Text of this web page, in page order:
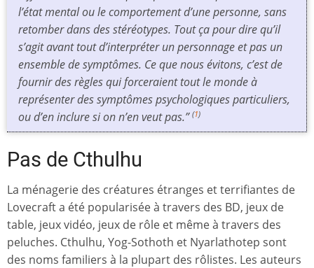
l’état mental ou le comportement d’une personne, sans
retomber dans des stéréotypes. Tout ça pour dire qu’il
s’agit avant tout d’interpréter un personnage et pas un
ensemble de symptômes. Ce que nous évitons, c’est de
fournir des règles qui forceraient tout le monde à
représenter des symptômes psychologiques particuliers,
ou d’en inclure si on n’en veut pas.” (1)
Pas de Cthulhu
La ménagerie des créatures étranges et terrifiantes de
Lovecraft a été popularisée à travers des BD, jeux de
table, jeux vidéo, jeux de rôle et même à travers des
peluches. Cthulhu, Yog-Sothoth et Nyarlathotep sont
des noms familiers à la plupart des rôlistes. Les auteurs